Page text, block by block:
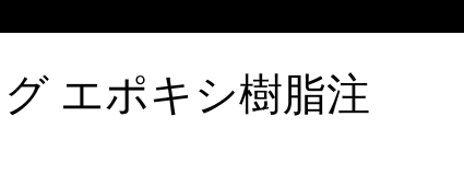
エポキシ樹脂注